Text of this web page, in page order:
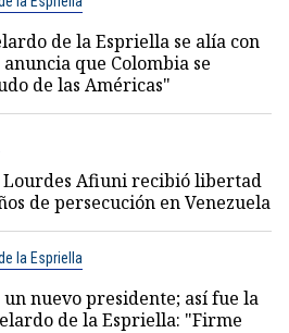
de la Espriella se alía con
que Colombia se
de las Américas"
Lourdes Afiuni recibió libertad
de persecución en Venezuela
la Espriella
nuevo presidente; así fue la
de la Espriella: "Firme